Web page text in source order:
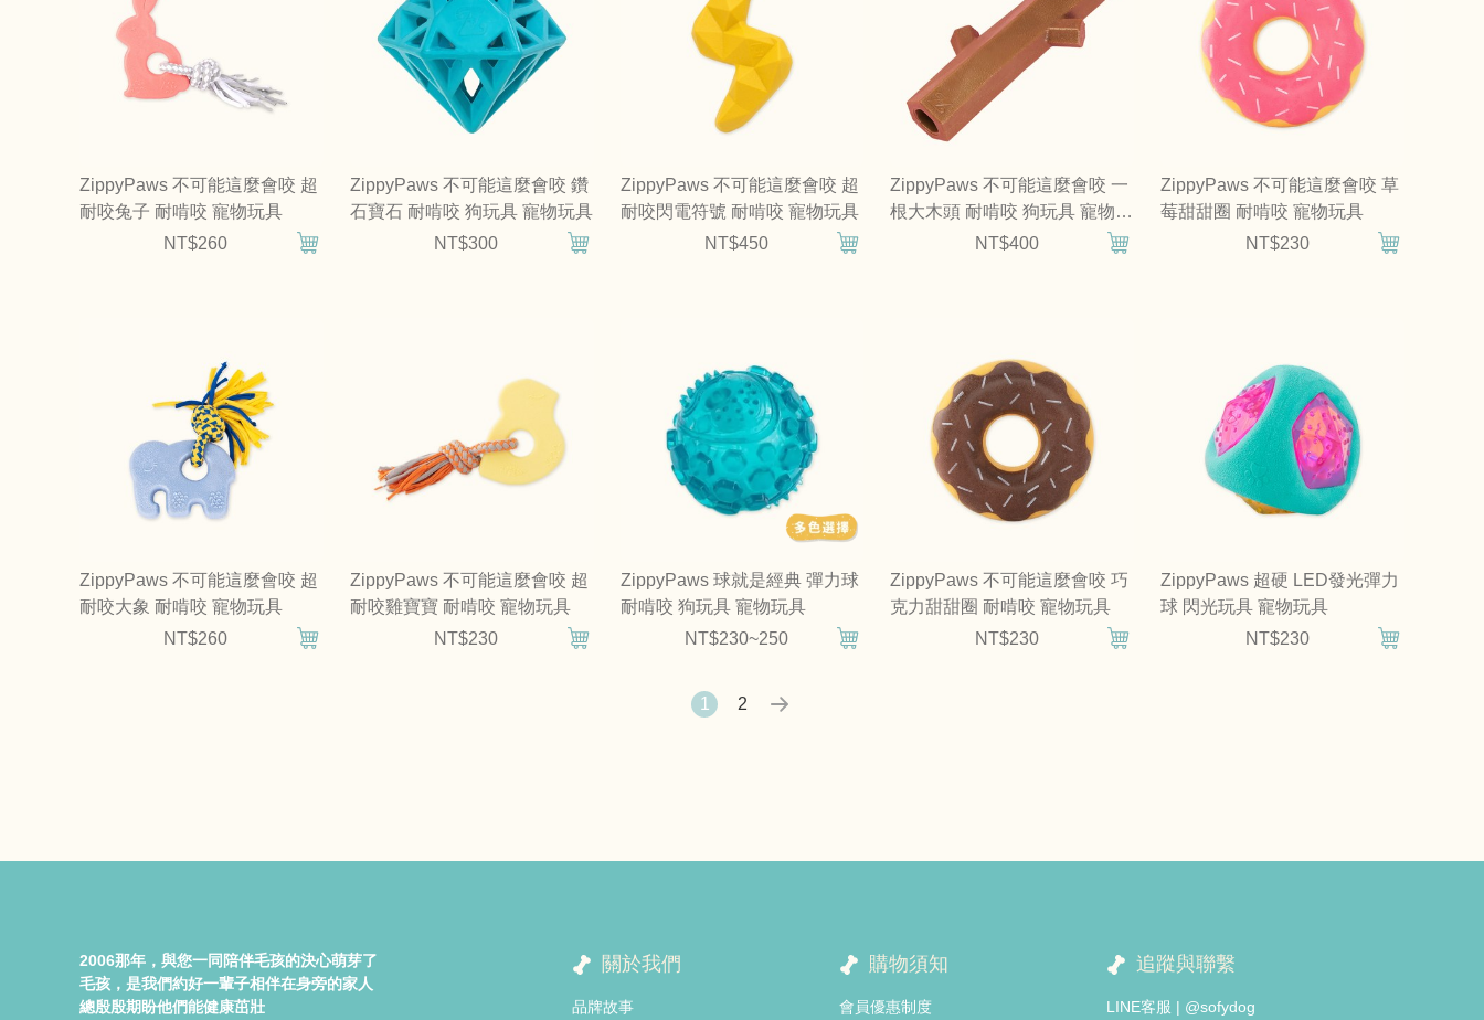
ZippyPaws 不可能這麼會咬 超
耐咬兔子 耐啃咬 寵物玩具
NT$260
ZippyPaws 不可能這麼會咬 鑽
石寶石 耐啃咬 狗玩具 寵物玩具
NT$300
ZippyPaws 不可能這麼會咬 超
耐咬閃電符號 耐啃咬 寵物玩具
NT$450
ZippyPaws 不可能這麼會咬 一
根大木頭 耐啃咬 狗玩具 寵物玩
NT$400
ZippyPaws 不可能這麼會咬 草
莓甜甜圈 耐啃咬 寵物玩具
NT$230
ZippyPaws 不可能這麼會咬 超
耐咬大象 耐啃咬 寵物玩具
NT$260
ZippyPaws 不可能這麼會咬 超
耐咬雞寶寶 耐啃咬 寵物玩具
NT$230
ZippyPaws 球就是經典 彈力球
耐啃咬 狗玩具 寵物玩具
NT$230~250
ZippyPaws 不可能這麼會咬 巧
克力甜甜圈 耐啃咬 寵物玩具
NT$230
ZippyPaws 超硬 LED發光彈力
球 閃光玩具 寵物玩具
NT$230
1 2
2006那年，與您一同陪伴毛孩的決心萌芽了
毛孩，是我們約好一輩子相伴在身旁的家人
總殷殷期盼他們能健康茁壯
關於我們
品牌故事
購物須知
會員優惠制度
追蹤與聯繫
LINE客服 | @sofydog